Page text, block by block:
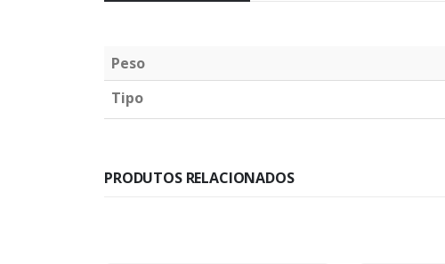
Peso
Tipo
PRODUTOS RELACIONADOS